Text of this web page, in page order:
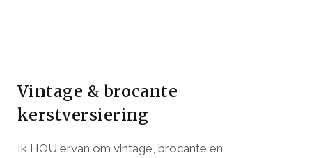
Vintage & brocante
kerstversiering
Ik HOU ervan om vintage, brocante en